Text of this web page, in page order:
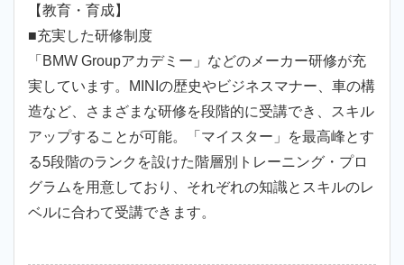
【教育・育成】
■充実した研修制度
「BMW Groupアカデミー」などのメーカー研修が充
実しています。MINIの歴史やビジネスマナー、車の構
造など、さまざまな研修を段階的に受講でき、スキル
アップすることが可能。「マイスター」を最高峰とす
る5段階のランクを設けた階層別トレーニング・プロ
グラムを用意しており、それぞれの知識とスキルのレ
ベルに合わて受講できます。